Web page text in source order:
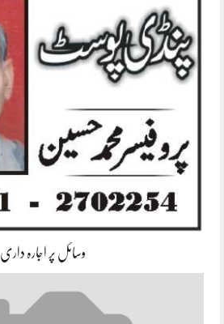
وسائل پر اجارہ داری